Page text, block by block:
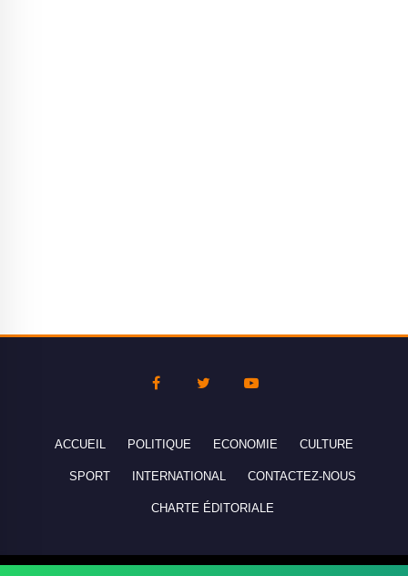
ACCUEIL POLITIQUE ECONOMIE CULTURE
SPORT INTERNATIONAL CONTACTEZ-NOUS
CHARTE ÉDITORIALE